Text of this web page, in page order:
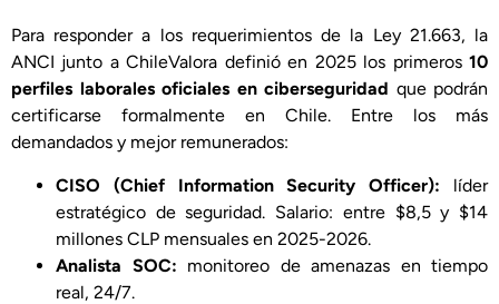
Para responder a los requerimientos de la Ley 21.663, la
ANCI junto a ChileValora definió en 2025 los primeros 10
perfiles laborales oficiales en ciberseguridad que podrán
certificarse formalmente en Chile. Entre los más
demandados y mejor remunerados:
CISO (Chief Information Security Officer): líder
estratégico de seguridad. Salario: entre $8,5 y $14
millones CLP mensuales en 2025-2026.
Analista SOC: monitoreo de amenazas en tiempo
real, 24/7.